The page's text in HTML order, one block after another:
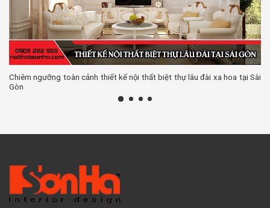
Chiêm ngưỡng toàn cảnh thiết kế nội thất biệt thự lâu đài xa hoa tại Sài
Gòn